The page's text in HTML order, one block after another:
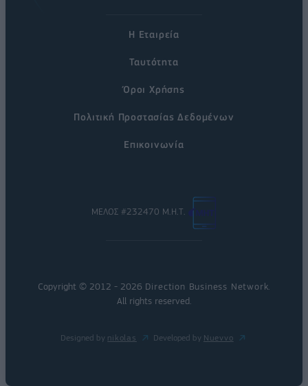
Η Εταιρεία
Ταυτότητα
Όροι Χρήσης
Πολιτική Προστασίας Δεδομένων
Επικοινωνία
ΜΕΛΟΣ #232470 Μ.Η.Τ.
Copyright © 2012 - 2026 Direction Business Network
All rights reserved.
Designed by nikolas Developed by Nuevvo